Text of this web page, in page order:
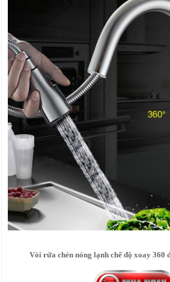
Vòi rửa chén nóng lạnh chế độ xoay 360